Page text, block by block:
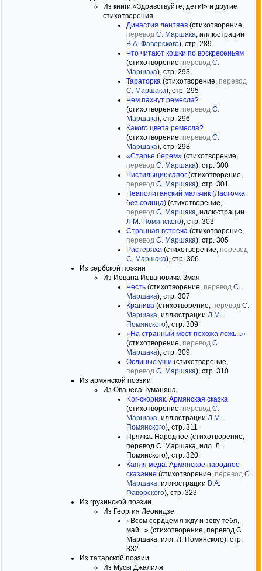
Из книги «Здравствуйте, дети!» и другие
стихотворения
Династия лентяев (стихотворение,
перевод С. Маршака , иллюстрации
В.А. Фаворского), стр. 289
Что читают кошки по воскресеньям
(стихотворение, перевод С.
Маршака), стр. 293
Тараторка (стихотворение, перевод
С. Маршака), стр. 295
Чем пахнут ремесла?
(стихотворение, перевод С.
Маршака), стр. 296
Какого цвета ремесла?
(стихотворение, перевод С.
Маршака), стр. 298
«Старье берем» (стихотворение,
перевод С. Маршака), стр. 300
Чистильщик сапог (стихотворение,
перевод С. Маршака), стр. 301
Неаполитанский мальчик (Ласточка
без солнца) (стихотворение,
перевод С. Маршака , иллюстрации
Л.М. Помянского), стр. 303
Странная встреча (стихотворение,
перевод С. Маршака), стр. 305
Растеряха (стихотворение, перевод
С. Маршака), стр. 306
Из сербской поэзии
Из Иована Иовановича-Змая
Честь (стихотворение, перевод С.
Маршака), стр. 307
Крапива (стихотворение, перевод С.
Маршака , иллюстрации Л.М.
Помянского), стр. 309
«На странный мост похожа ложь...»
(стихотворение, перевод С.
Маршака), стр. 309
Ослиные уши (стихотворение,
перевод С. Маршака), стр. 310
Из армянской поэзии
Из Ованеса Туманяна
Kor-скорняк. Армянская сказка
(стихотворение, перевод С.
Маршака , иллюстрации Л.М.
Помянского), стр. 311
Прялка. Народное (стихотворение,
перевод С. Маршака, илл. Л.
Помянского), стр. 320
Капля меда. Армянское народное
сказание (стихотворение, перевод С.
Маршака , иллюстрации В.А.
Фаворского), стр. 323
Из грузинской поэзии
Из Георгия Леонидзе
«Всем сердцем я жду и зову тебя,
май...» (стихотворение, перевод С.
Маршака, илл. Л. Помянского), стр.
332
Из татарской поэзии
Из Мусы Джалиля